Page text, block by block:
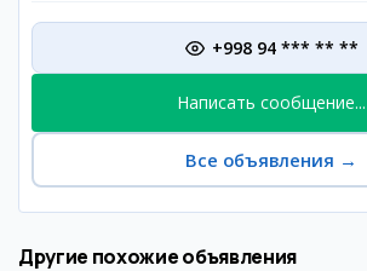
+998 94 *** ** **
Написать сообщение...
Все объявления →
Другие похожие объявления